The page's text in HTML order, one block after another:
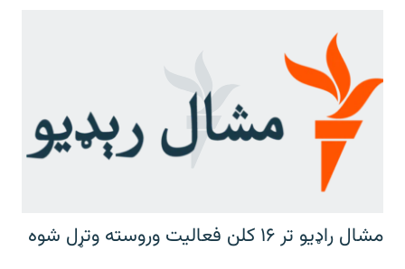
مشال راډیو تر ۱۶ کلن فعالیت وروسته وتړل شوه